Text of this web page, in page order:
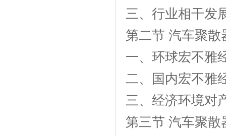
三、行业相干发
第二节 汽车聚
一、环球宏不雅
二、国内宏不雅
三、经济环境对
第三节 汽车聚